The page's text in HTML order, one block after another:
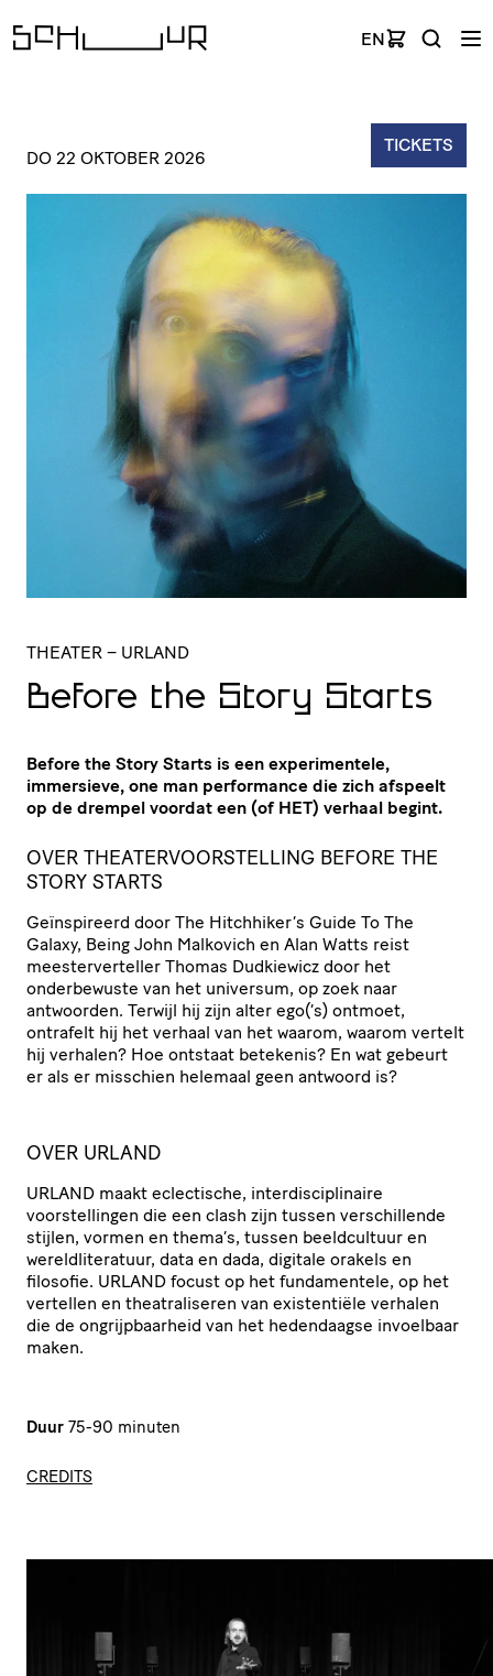
EN
TICKETS
DO 22 OKTOBER 2026
THEATER – URLAND
Before the Story Starts
Before the Story Starts is een experimentele,
immersieve, one man performance die zich afspeelt
op de drempel voordat een (of HET) verhaal begint.
OVER THEATERVOORSTELLING BEFORE THE
STORY STARTS
Geïnspireerd door The Hitchhiker’s Guide To The
Galaxy, Being John Malkovich en Alan Watts reist
meesterverteller Thomas Dudkiewicz door het
onderbewuste van het universum, op zoek naar
antwoorden. Terwijl hij zijn alter ego(‘s) ontmoet,
ontrafelt hij het verhaal van het waarom, waarom vertelt
hij verhalen? Hoe ontstaat betekenis? En wat gebeurt
er als er misschien helemaal geen antwoord is?
OVER URLAND
URLAND maakt eclectische, interdisciplinaire
voorstellingen die een clash zijn tussen verschillende
stijlen, vormen en thema’s, tussen beeldcultuur en
wereldliteratuur, data en dada, digitale orakels en
filosofie. URLAND focust op het fundamentele, op het
vertellen en theatraliseren van existentiële verhalen
die de ongrijpbaarheid van het hedendaagse invoelbaar
maken.
Duur 75-90 minuten
CREDITS